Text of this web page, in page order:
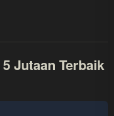
Jutaan Terbaik